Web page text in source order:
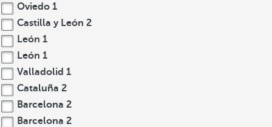
Oviedo 1
Castilla y León 2
León 1
León 1
Valladolid 1
Cataluña 2
Barcelona 2
Barcelona 2